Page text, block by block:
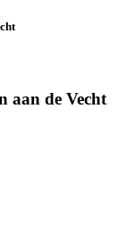
aan de Vecht